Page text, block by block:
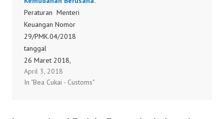
Peraturan Menteri
Keuangan Nomor
29/PMK.04/2018
tanggal
26 Maret 2018,
tentang Percepatan
Perizinan Kepabeanan
April 3, 2018
In "Bea Cukai - Customs"